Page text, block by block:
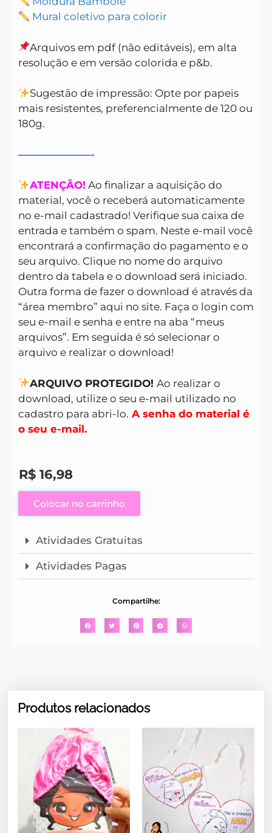
Mural coletivo para colorir
Arquivos em pdf (não editáveis), em alta
resolução e em versão colorida e p&b.
Sugestão de impressão: Opte por papeis
mais resistentes, preferencialmente de 120 ou
180g.
———————-
ATENÇÃO! Ao finalizar a aquisição do
material, você o receberá automaticamente
no e-mail cadastrado! Verifique sua caixa de
entrada e também o spam. Neste e-mail você
encontrará a confirmação do pagamento e o
seu arquivo. Clique no nome do arquivo
dentro da tabela e o download será iniciado.
Outra forma de fazer o download é através da
“área membro” aqui no site. Faça o login com
seu e-mail e senha e entre na aba “meus
arquivos”. Em seguida é só selecionar o
arquivo e realizar o download!
ARQUIVO PROTEGIDO!Ao realizar o
download, utilize o seu e-mail utilizado no
cadastro para abri-lo. A senha do material é
o seu e-mail.
R$ 16,98
Colocar no carrinho
Atividades Gratuitas
Atividades Pagas
Compartilhe:
Produtos relacionados